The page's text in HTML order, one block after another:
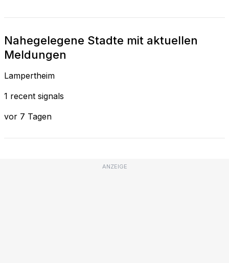
Nahegelegene Stadte mit aktuellen
Meldungen
Lampertheim
1 recent signals
vor 7 Tagen
ANZEIGE